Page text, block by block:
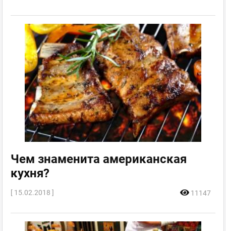
Чем знаменита американская
кухня?
[ 15.02.2018 ] 11147